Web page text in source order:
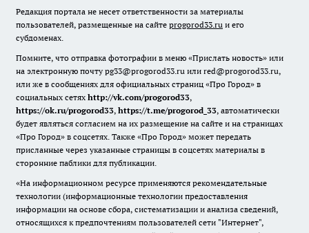
Редакция портала не несет ответственности за материалы
пользователей, размещенные на сайте progorod33.ru и его
субдоменах.
Помните, что отправка фотографии в меню «Прислать новость» или
на электронную почту pg33@progorod33.ru или red@progorod33.ru,
или же в сообщениях для официальных страниц «Про Город» в
социальных сетях http://vk.com/progorod33,
https://ok.ru/progorod33, https://t.me/progorod_33, автоматически
будет являться согласием на их размещение на сайте и на страницах
«Про Город» в соцсетях. Также «Про Город» может передать
присланные через указанные страницы в соцсетях материалы в
сторонние паблики для публикации.
«На информационном ресурсе применяются рекомендательные
технологии (информационные технологии предоставления
информации на основе сбора, систематизации и анализа сведений,
относящихся к предпочтениям пользователей сети "Интернет",